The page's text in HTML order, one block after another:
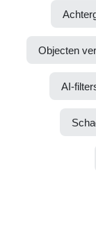
Objecten
AI-